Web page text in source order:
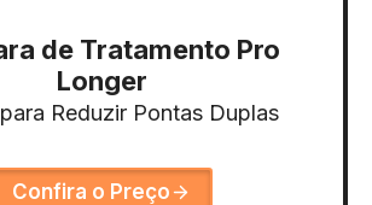
de Tratamento Pro
Longer
Reduzir Pontas Duplas
Confira o Preço